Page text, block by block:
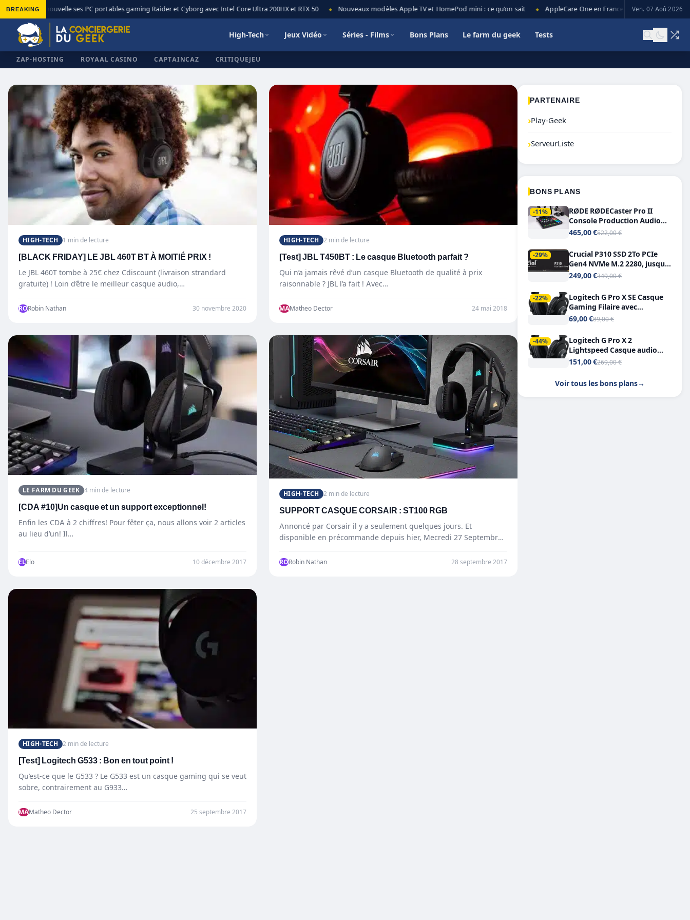
BREAKING
◆ MSI renouvelle ses PC portables gaming Raider et Cyborg avec Intel Core Ultra 200HX et RTX 50 Nouveaux modèles Apple TV et HomePod mini : ce qu’on sait AppleCare One en France : prix, couverture et
Ven. 07 Aoû 2026
High-Tech Jeux Vidéo Séries - Films Bons Plans Le farm du geek Tests
ZAP-HOSTING ROYAAL CASINO CAPTAINCAZ CRITIQUEJEU
✕
HIGH-TECH 1 min de lecture
[BLACK FRIDAY] LE JBL 460T BT À MOITIÉ PRIX !
Le JBL 460T tombe à 25€ chez Cdiscount (livraison strandard
gratuite) ! Loin d’être le meilleur casque audio,…
RORobin Nathan 30 novembre 2020
HIGH-TECH 2 min de lecture
[Test] JBL T450BT : Le casque Bluetooth parfait ?
Qui n’a jamais rêvé d’un casque Bluetooth de qualité à prix
raisonnable ? JBL l’a fait ! Avec…
MAMatheo Dector 24 mai 2018
LE FARM DU GEEK 4 min de lecture
[CDA #10]Un casque et un support exceptionnel!
Enfin les CDA à 2 chiffres! Pour fêter ça, nous allons voir 2 articles
au lieu d’un! Il…
ELElo 10 décembre 2017
HIGH-TECH 2 min de lecture
SUPPORT CASQUE CORSAIR : ST100 RGB
Annoncé par Corsair il y a seulement quelques jours. Et
disponible en précommande depuis hier, Mecredi 27 Septembre.
RORobin Nathan 28 septembre 2017
HIGH-TECH 2 min de lecture
[Test] Logitech G533 : Bon en tout point !
Qu’est-ce que le G533 ? Le G533 est un casque gaming qui se veut
sobre, contrairement au G933…
MAMatheo Dector 25 septembre 2017
PARTENAIRE
›Play-Geek
›ServeurListe
BONS PLANS
-11%
RØDE RØDECaster Pro II
Console Production Audio
Tout-en-Un, Bluetooth et
465,00 €522,00 €
-29%
Crucial P310 SSD 2To PCIe
Gen4 NVMe M.2 2280, jusqu’à
7.100 Mo/s
249,00 €349,00 €
-22%
Logitech G Pro X SE Casque
Gaming Filaire avec
Microphone Micro
7.1
69,00 €89,00 €
-44%
Logitech G Pro X 2
Lightspeed Casque audio
bluetooth
151,00 €269,00 €
Voir tous les bons plans→